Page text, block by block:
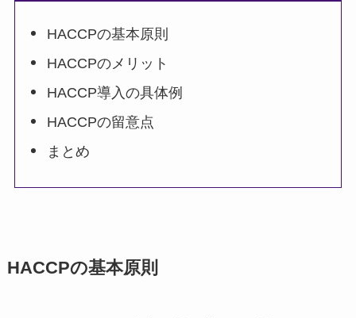
HACCPの基本原則
HACCPのメリット
HACCP導入の具体例
HACCPの留意点
まとめ
HACCPの基本原則